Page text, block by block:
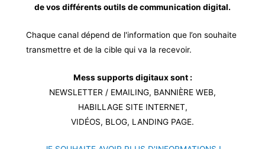
de vos différents outils de communication digital.
Chaque canal dépend de l'information que l’on souhaite
transmettre et de la cible qui va la recevoir.
Mess supports digitaux sont :
NEWSLETTER / EMAILING, BANNIÈRE WEB,
HABILLAGE SITE INTERNET,
VIDÉOS, BLOG, LANDING PAGE.